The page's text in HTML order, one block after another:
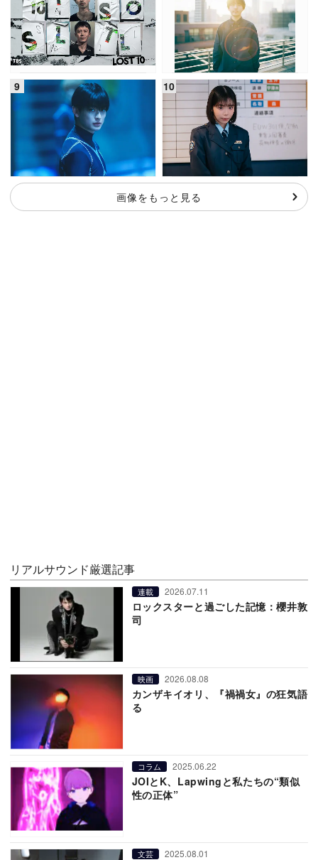
画像をもっと見る
リアルサウンド厳選記事
連載 2026.07.11
ロックスターと過ごした記憶：櫻井敦
司
映画 2026.08.08
カンザキイオリ、『禍禍女』の狂気語
る
コラム 2025.06.22
JOIとK、Lapwingと私たちの“類似
性の正体”
文芸 2025.08.01